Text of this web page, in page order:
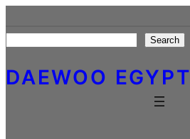
to
content
Search
DAEWOO EGYPT